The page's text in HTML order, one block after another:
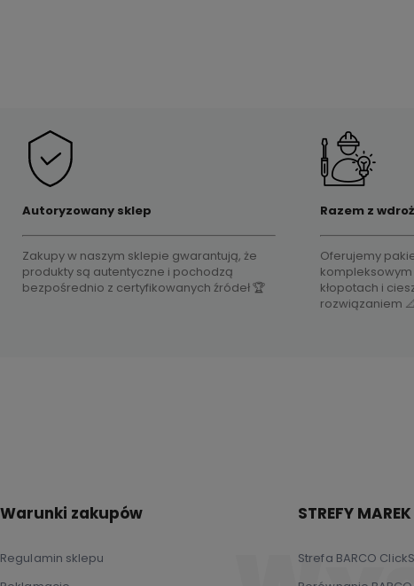
Autoryzowany sklep
Zakupy w naszym sklepie gwarantują, że
produkty są autentyczne i pochodzą
bezpośrednio z certyfikowanych źródeł 🏆
Razem z
Oferujemy
kłopotach i
rozwiązaniem
Warunki zakupów
Regulamin sklepu
STREFY MAREK
Strefa BARCO